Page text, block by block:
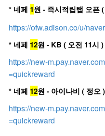
* 네페 1원 - 즉시적립탭 오픈
https://ofw.adison.co/u/
* 네페 12원 - KB ( 오전 11시 )
https://new-
=quickreward
* 네페 12원 - 아이나비 ( 정오 )
https://new-
=quickreward